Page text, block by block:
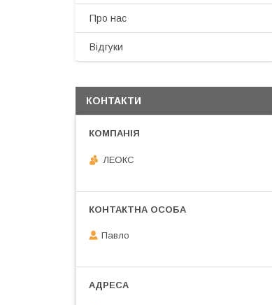
Про нас
Відгуки
КОНТАКТИ
ЛЕОКС
Павло